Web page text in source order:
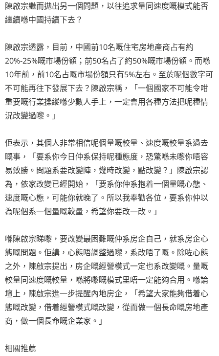
陳啟宗繼而拋出另一個問題，以往追求量同速度嘅模式能否
繼續喺中國持續下去？
陳啟宗透露，目前，中國前10名嘅住宅房地產商占有約
20%-25%嘅市場份額；前50名占了約50%嘅市場份額。而喺
10年前，前10名占嘅市場份額只有5%左右。至於呢個數字可
不可能再往下發展下去？陳啟宗稱，「一個國家不可能令咁
重要嘅行業操縱喺少數人手上，一定會用各種方法把呢種情
況改變過嚟。」
佢表示，其個人非常相信呢個量嘅較量、速度嘅較量系過去
嘅事，「要系你今日仲系保持呢種態度，恐驚喺未嚟你唔容
易致勝。問題系要改變陣，幾時改變，點改變？」陳啟宗認
為，依家改變已經開始，「要系你仲系抱着一個量嘅心態、
速度嘅心態，可能你就晚了。所以我奉勸各位，要系你仲以
為呢個系一個量嘅較量，希望你要改一改。」
喺陳啟宗睇嚟，要改變最困難嘅仲系房企自己，就系房企心
態嘅問題。佢講，心態唔調整過嚟，系改唔了嘅。除咗心態
之外，陳啟宗提出，房企嘅經營模式一定也系改變嘅。量嘅
較量同速度嘅較量，喺將嚟嘅模式里唔一定能夠合用。喺論
壇上，陳啟宗進一步提醒內地房企，「希望大家能夠借着心
態嘅改變，借着經營模式嘅改變，從而做一個長命嘅房地產
商，做一個長命嘅企業家。」
相關推薦